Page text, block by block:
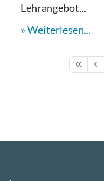
Lehrangebot...
Weiterlesen...